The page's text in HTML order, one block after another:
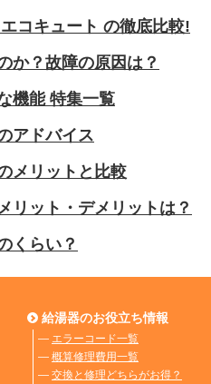
コキュート の徹底比較!
か？故障の原因は？
機能 特集一覧
アドバイス
メリットと比較
リット・デメリットは？
くらい？
給湯器のお役立ち情報
― エラーコード一覧
― 概算修理費用一覧
― 交換と修理どちらがお得？